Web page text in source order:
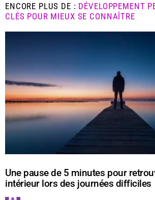
ENCORE PLUS DE : DÉVELOPPEMENT
CLÉS POUR MIEUX SE CONNAÎTRE
Une pause de 5 minutes pour
intérieur lors des journées difficiles